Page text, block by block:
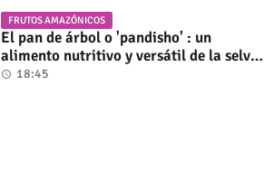
FRUTOS AMAZÓNICOS
El pan de árbol o 'pandisho' : un
alimento nutritivo y versátil de la selva
amazónica
18:45